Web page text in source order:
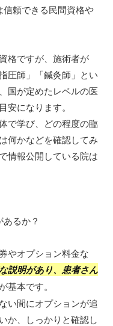
頼できる民間資格や
格ですが、施術者が
圧師」「鍼灸師」とい
国が定めたレベルの医
になります。
で学び、どの程度の臨
何かなどを確認してみ
情報公開している院は
るか？
やオプション料金な
説明があり、患者さん
基本です。
い間にオプションが追
か、しっかりと確認し